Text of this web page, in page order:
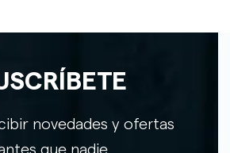
novedades y ofertas
que nadie